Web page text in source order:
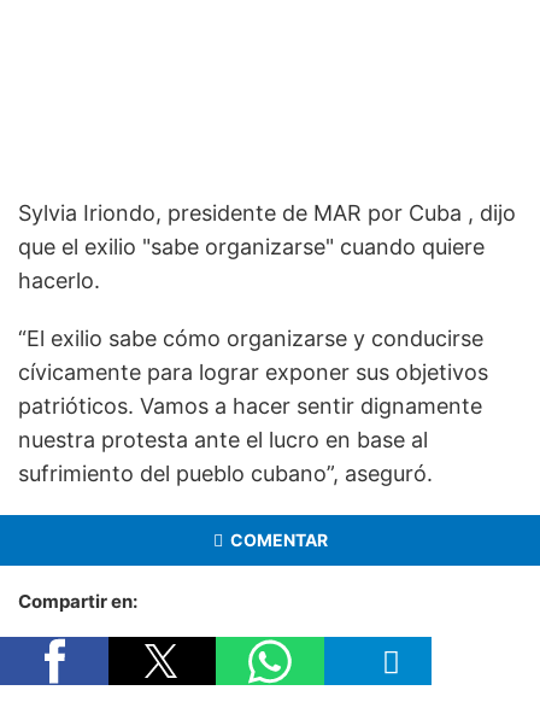
Sylvia Iriondo, presidente de MAR por Cuba , dijo
que el exilio "sabe organizarse" cuando quiere
hacerlo.
“El exilio sabe cómo organizarse y conducirse
cívicamente para lograr exponer sus objetivos
patrióticos. Vamos a hacer sentir dignamente
nuestra protesta ante el lucro en base al
sufrimiento del pueblo cubano”, aseguró.
COMENTAR
Compartir en: